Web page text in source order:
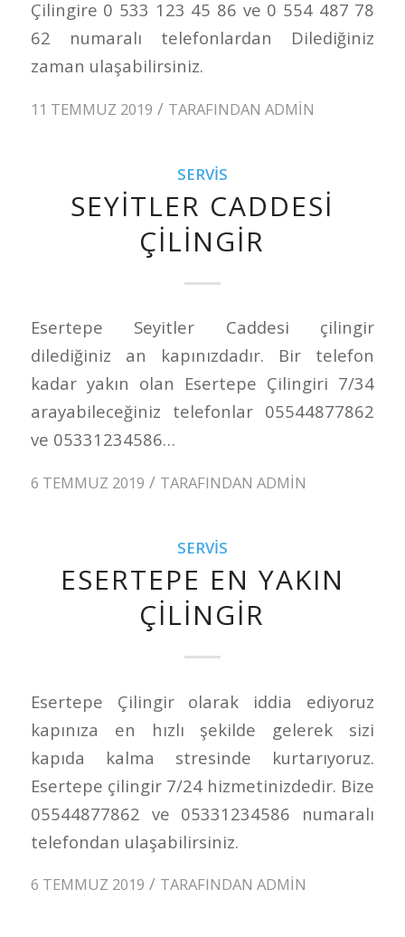
Çilingire 0 533 123 45 86 ve 0 554 487 78
62 numaralı telefonlardan Dilediğiniz
zaman ulaşabilirsiniz.
11 TEMMUZ 2019 / TARAFINDAN ADMIN
SERVIS
SEYITLER CADDESI
ÇILINGIR
Esertepe Seyitler Caddesi çilingir
dilediğiniz an kapınızdadır. Bir telefon
kadar yakın olan Esertepe Çilingiri 7/34
arayabileceğiniz telefonlar 05544877862
ve 05331234586…
6 TEMMUZ 2019 / TARAFINDAN ADMIN
SERVIS
ESERTEPE EN YAKIN
ÇILINGIR
Esertepe Çilingir olarak iddia ediyoruz
kapınıza en hızlı şekilde gelerek sizi
kapıda kalma stresinde kurtarıyoruz.
Esertepe çilingir 7/24 hizmetinizdedir. Bize
05544877862 ve 05331234586 numaralı
telefondan ulaşabilirsiniz.
6 TEMMUZ 2019 / TARAFINDAN ADMIN